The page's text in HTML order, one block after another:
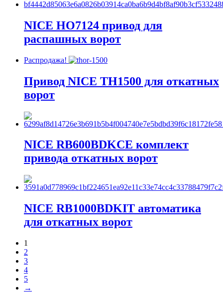
NICE HO7124 привод для
распашных ворот
Распродажа!
Привод NICE TH1500 для откатных
ворот
NICE RB600BDKCE комплект
привода откатных ворот
NICE RB1000BDKIT автоматика
для откатных ворот
1
2
3
4
5
→